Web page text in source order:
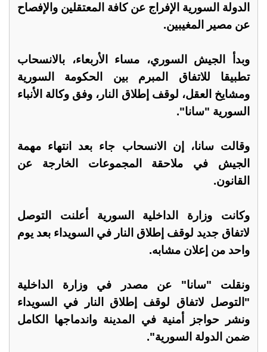
الدولة السورية الإفراج عن كافة المعتقلين والإفصاح
عن مصير المغيبين.
وبدأ الجيش السوري، مساء الأربعاء، بالانسحاب
تطبيقا للاتفاق المبرم بين الحكومة السورية
ومشايخ العقل، لوقف إطلاق النار، وفق وكالة الأنباء
السورية "سانا".
وقالت سانا، إن الانسحاب جاء بعد انتهاء مهمة
الجيش في ملاحقة المجموعات الخارجة عن
القانون.
وكانت وزارة الداخلية السورية أعلنت التوصل
لاتفاق جديد لوقف إطلاق النار في السويداء بعد يوم
واحد من إعلان مشابه.
ونقلت "سانا" عن مصدر في وزارة الداخلية
"التوصل لاتفاق لوقف إطلاق النار في السويداء
ونشر حواجز أمنية في المدينة واندماجها الكامل
ضمن الدولة السورية".